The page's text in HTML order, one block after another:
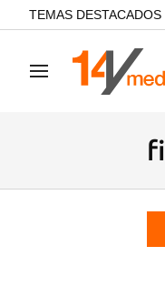
common.go-to-content
TEMAS DESTACADOS
Navegación